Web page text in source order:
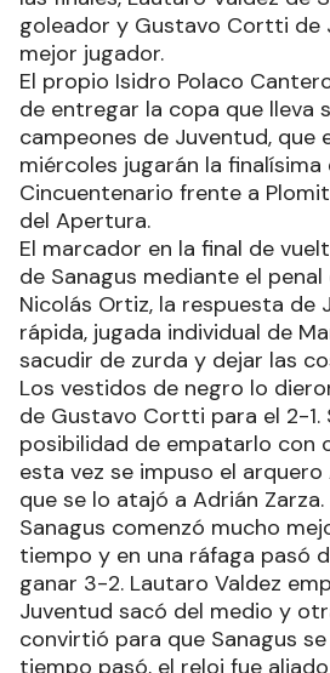
goleador y Gustavo Cortti de
mejor jugador.
El propio Isidro Polaco
de entregar la copa que lleva
campeones de Juventud, que
miércoles jugarán la
Cincuentenario frente a
del Apertura.
El marcador en la final de
de Sanagus mediante el
Nicolás Ortiz, la respuesta de
rápida, jugada individual de
sacudir de zurda y dejar las
Los vestidos de negro lo
de Gustavo Cortti para el 2-1.
posibilidad de empatarlo con
esta vez se impuso el arquero
que se lo atajó a Adrián Zarza.
Sanagus comenzó mucho
tiempo y en una ráfaga pasó
ganar 3-2. Lautaro Valdez
Juventud sacó del medio y
convirtió para que Sanagus se
tiempo pasó, el reloj fue